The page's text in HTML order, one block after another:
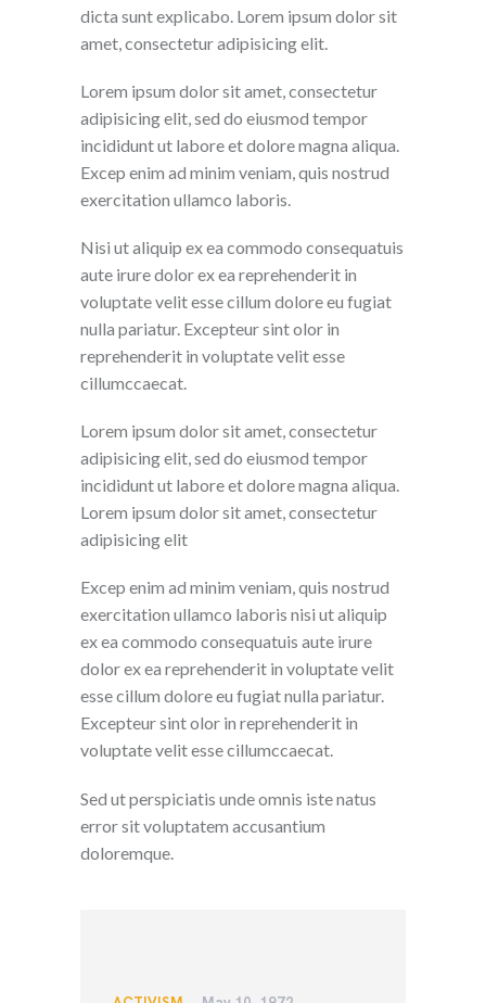
dicta sunt explicabo. Lorem ipsum dolor sit
amet, consectetur adipisicing elit.
Lorem ipsum dolor sit amet, consectetur
adipisicing elit, sed do eiusmod tempor
incididunt ut labore et dolore magna aliqua.
Excep enim ad minim veniam, quis nostrud
exercitation ullamco laboris.
Nisi ut aliquip ex ea commodo consequatuis
aute irure dolor ex ea reprehenderit in
voluptate velit esse cillum dolore eu fugiat
nulla pariatur. Excepteur sint olor in
reprehenderit in voluptate velit esse
cillumccaecat.
Lorem ipsum dolor sit amet, consectetur
adipisicing elit, sed do eiusmod tempor
incididunt ut labore et dolore magna aliqua.
Lorem ipsum dolor sit amet, consectetur
adipisicing elit
Excep enim ad minim veniam, quis nostrud
exercitation ullamco laboris nisi ut aliquip
ex ea commodo consequatuis aute irure
dolor ex ea reprehenderit in voluptate velit
esse cillum dolore eu fugiat nulla pariatur.
Excepteur sint olor in reprehenderit in
voluptate velit esse cillumccaecat.
Sed ut perspiciatis unde omnis iste natus
error sit voluptatem accusantium
doloremque.